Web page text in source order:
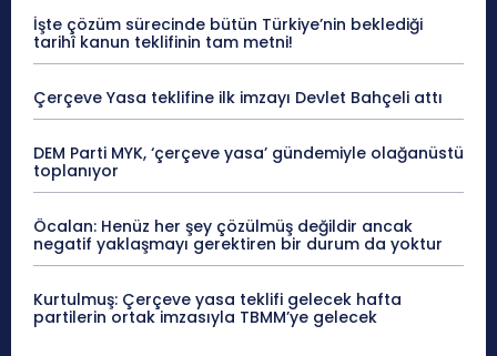
İşte çözüm sürecinde bütün Türkiye’nin beklediği
tarihî kanun teklifinin tam metni!
Çerçeve Yasa teklifine ilk imzayı Devlet Bahçeli attı
DEM Parti MYK, ‘çerçeve yasa’ gündemiyle olağanüstü
toplanıyor
Öcalan: Henüz her şey çözülmüş değildir ancak
negatif yaklaşmayı gerektiren bir durum da yoktur
Kurtulmuş: Çerçeve yasa teklifi gelecek hafta
partilerin ortak imzasıyla TBMM’ye gelecek